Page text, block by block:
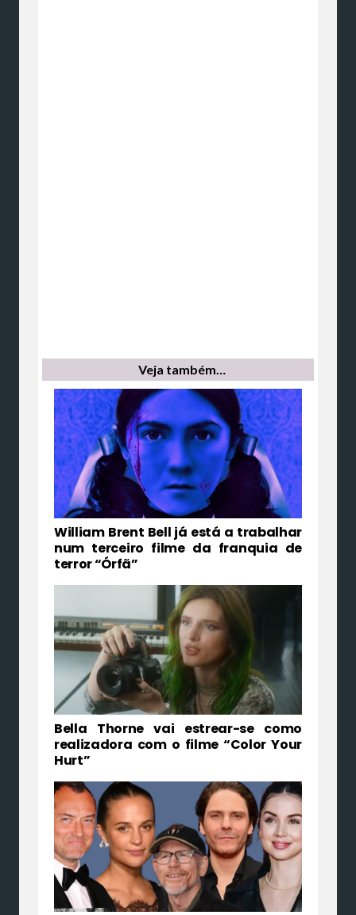
Veja também…
William Brent Bell já está a trabalhar
num terceiro filme da franquia de
terror “Órfã”
Bella Thorne vai estrear-se como
realizadora com o filme “Color Your
Hurt”